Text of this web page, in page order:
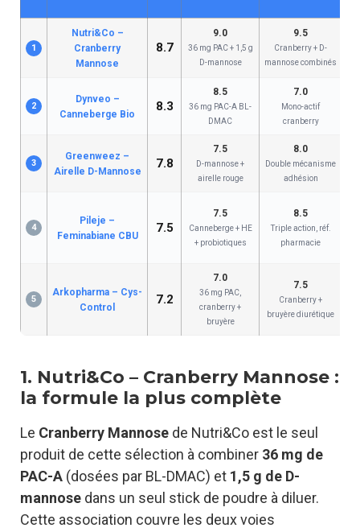
1
Nutri&Co –
Cranberry
Mannose
8.7
9.0
36 mg PAC + 1,5 g
D-mannose
9.5
Cranberry + D-
mannose combinés
2
Dynveo –
Canneberge Bio
8.3
8.5
36 mg PAC-A BL-
DMAC
7.0
Mono-actif
cranberry
3
Greenweez –
Airelle D-Mannose
7.8
7.5
D-mannose +
airelle rouge
8.0
Double mécanisme
adhésion
4
Pileje –
Feminabiane CBU
7.5
7.5
Canneberge + HE
+ probiotiques
8.5
Triple action, réf.
pharmacie
5
Arkopharma – Cys-
Control
7.2
7.0
36 mg PAC,
cranberry +
bruyère
7.5
Cranberry +
bruyère diurétique
1. Nutri&Co – Cranberry Mannose :
la formule la plus complète
Le Cranberry Mannose de Nutri&Co est le seul
produit de cette sélection à combiner 36 mg de
PAC-A (dosées par BL-DMAC) et 1,5 g de D-
mannose dans un seul stick de poudre à diluer.
Cette association couvre les deux voies